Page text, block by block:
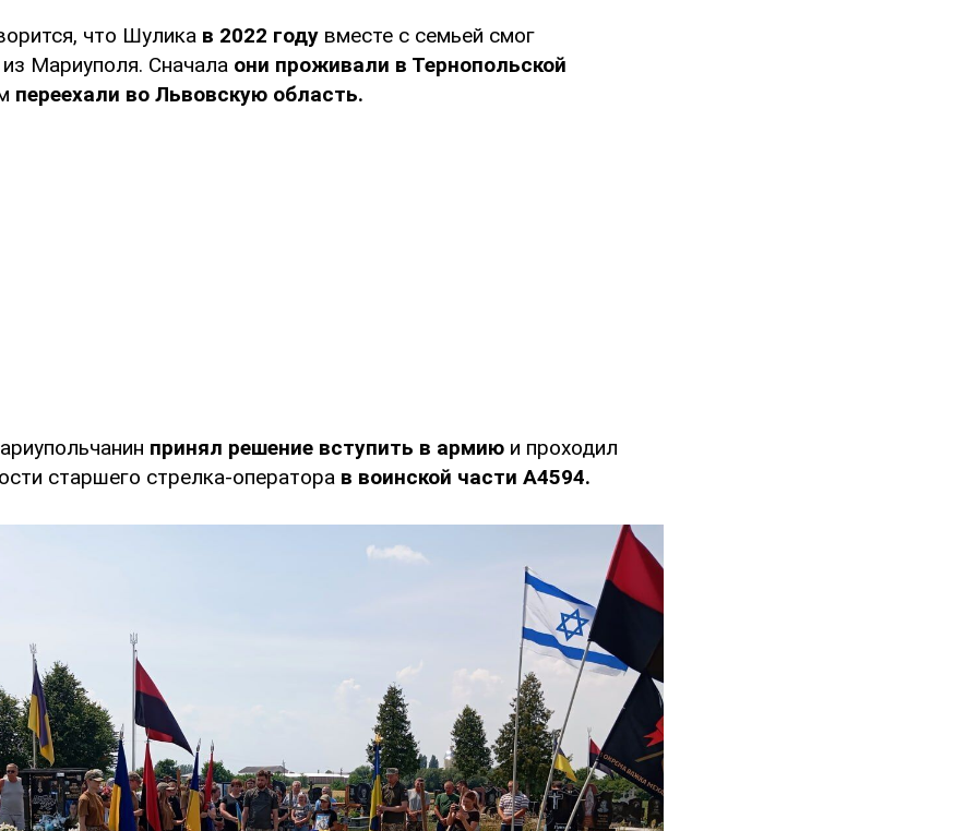
что Шулика в 2022 году вместе с семьей смог
Мариуполя. Сначала они проживали в Тернопольской
переехали во Львовскую область.
принял решение вступить в армию и проходил
старшего стрелка-оператора в воинской части А4594.